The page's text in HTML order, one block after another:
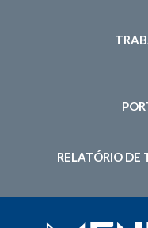
RELATÓRIO DE